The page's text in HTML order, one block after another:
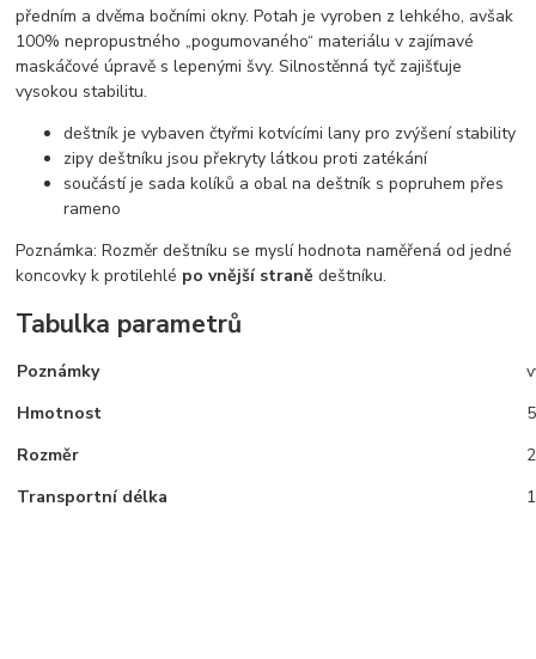
předním a dvěma bočními okny. Potah je vyroben z lehkého, avšak
100% nepropustného „pogumovaného“ materiálu v zajímavé
maskáčové úpravě s lepenými švy. Silnostěnná tyč zajišťuje
vysokou stabilitu.
deštník je vybaven čtyřmi kotvícími lany pro zvýšení stability
zipy deštníku jsou překryty látkou proti zatékání
součástí je sada kolíků a obal na deštník s popruhem přes
rameno
Poznámka: Rozměr deštníku se myslí hodnota naměřená od jedné
koncovky k protilehlé po vnější straně deštníku.
Tabulka parametrů
Poznámky
Hmotnost
Rozměr
Transportní délka